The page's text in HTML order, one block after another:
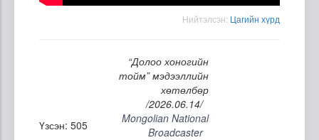
Нийтэлсэн: Цагийн хүрд
“Долоо хоногийн
тойм” мэдээллийн
хөтөлбөр
/2026.06.14/
Үзсэн: 505
Mongolian National
Broadcaster